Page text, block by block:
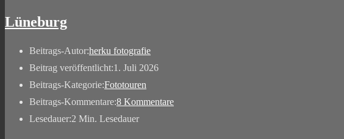
Lüneburg
Beitrags-Autor:herku fotografie
Beitrag veröffentlicht:1. Juli 2026
Beitrags-Kategorie:Fototouren
Beitrags-Kommentare:8 Kommentare
Lesedauer:2 Min. Lesedauer